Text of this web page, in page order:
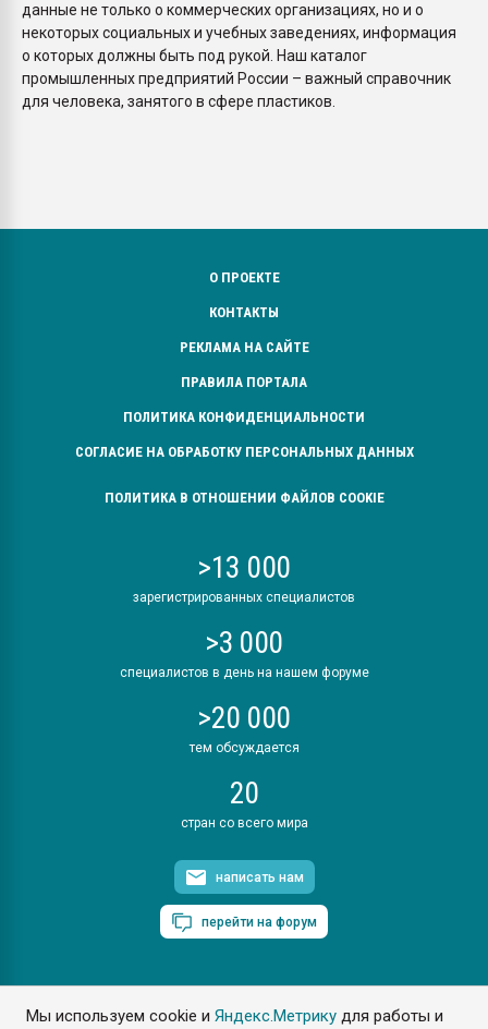
Мы используем cookie иЯндекс.Метрику для работы и
данные не только о коммерческих организациях, но и о
некоторых социальных и учебных заведениях, информация
о которых должны быть под рукой. Наш каталог
промышленных предприятий России – важный справочник
для человека, занятого в сфере пластиков.
О ПРОЕКТЕ
КОНТАКТЫ
РЕКЛАМА НА САЙТЕ
ПРАВИЛА ПОРТАЛА
ПОЛИТИКА КОНФИДЕНЦИАЛЬНОСТИ
СОГЛАСИЕ НА ОБРАБОТКУ ПЕРСОНАЛЬНЫХ ДАННЫХ
ПОЛИТИКА В ОТНОШЕНИИ ФАЙЛОВ COOKIE
>13 000
зарегистрированных специалистов
>3 000
специалистов в день на нашем форуме
>20 000
тем обсуждается
20
стран со всего мира
написать нам
перейти на форум
ПластЭксперт © 2006. Все права защищены